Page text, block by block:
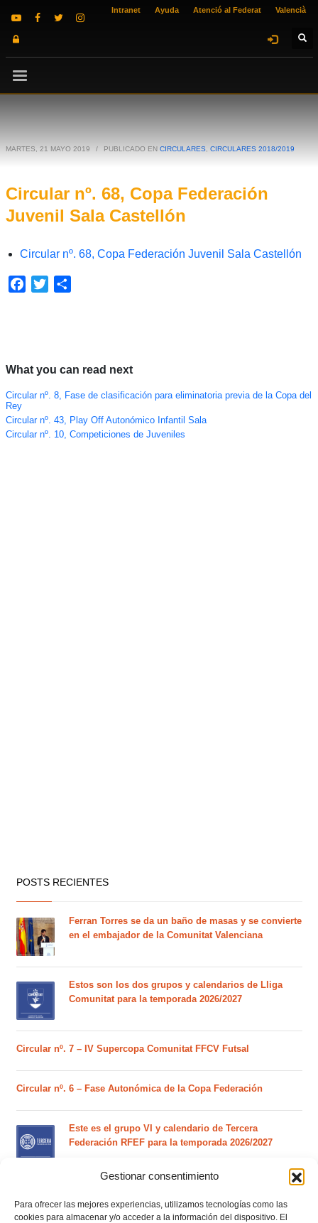
Gestionar consentimiento
Para ofrecer las mejores experiencias, utilizamos tecnologías como las
cookies para almacenar y/o acceder a la información del dispositivo. El
Intranet Ayuda Atenció al Federat Valencià
MARTES, 21 MAYO 2019 / PUBLICADO EN CIRCULARES CIRCULARES 2018/2019
Circular nº. 68, Copa Federación
Juvenil Sala Castellón
Circular nº. 68, Copa Federación Juvenil Sala Castellón
Facebook
Twitter
What you can read next
Circular nº. 8, Fase de clasificación para eliminatoria previa de la Copa del
Rey
Circular nº. 43, Play Off Autonómico Infantil Sala
Circular nº. 10, Competiciones de Juveniles
POSTS RECIENTES
Ferran Torres se da un baño de masas y se convierte
en el embajador de la Comunitat Valenciana
Estos son los dos grupos y calendarios de Lliga
Comunitat para la temporada 2026/2027
Circular nº. 7 – IV Supercopa Comunitat FFCV Futsal
Circular nº. 6 – Fase Autonómica de la Copa Federación
Este es el grupo VI y calendario de Tercera
Federación RFEF para la temporada 2026/2027
fútbol sala de la temporada 2026/2027